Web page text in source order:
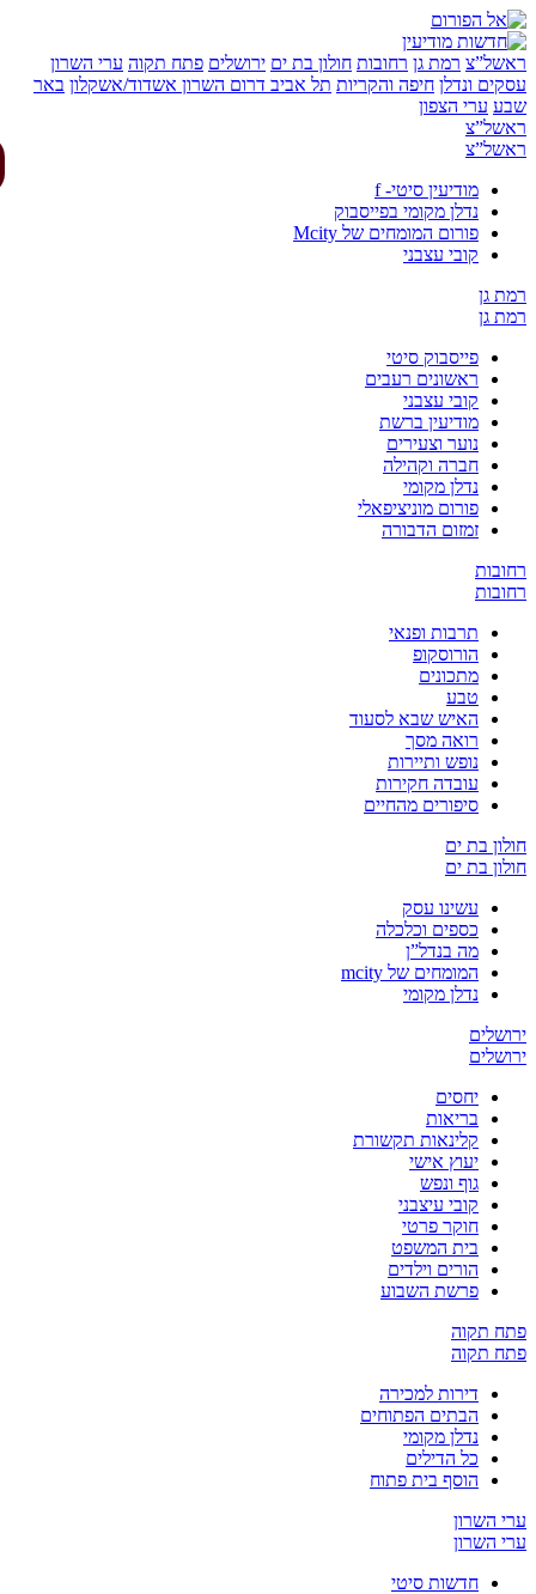
רמת גן רחובות חולון בת ים ירושלים פתח תקוה ערי השרון
ונדלן חיפה והקריות תל אביבדרום השרוןאשדוד/אשקלון באר
ערי הצפון
מודיעין סיטי- f
נדלן מקומי בפייסבוק
פורום המומחים של Mcity
קובי עצבני
גן
גן
פייסבוק סיטי
ראשונים רעבים
קובי עצבני
מודיעין ברשת
נוער וצעירים
חברה וקהילה
נדלן מקומי
פורום מוניציפאלי
זמזום הדבורה
תרבות ופנאי
הורוסקופ
מתכונים
טבע
האיש שבא לסעוד
רואה מסך
נופש ותיירות
עובדה חקירות
סיפורים מהחיים
בת ים
בת ים
עשינו עסק
כספים וכלכלה
מה בנדל”ן
המומחים של mcity
נדלן מקומי
יחסים
בריאות
קלינאות תקשורת
יעוץ אישי
גוף ונפש
קובי עיצבני
חוקר פרטי
בית המשפט
הורים וילדים
פרשת השבוע
תקוה
תקוה
דירות למכירה
הבתים הפתוחים
נדלן מקומי
כל הדילים
הוסף בית פתוח
השרון
השרון
חדשות סיטי